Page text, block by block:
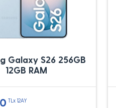
Galaxy S26 256GB
12GB RAM
TLx 12AY